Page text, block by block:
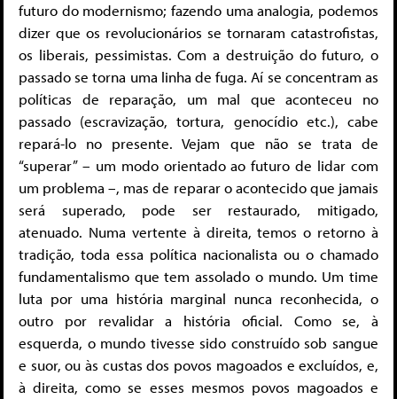
futuro do modernismo; fazendo uma analogia, podemos
dizer que os revolucionários se tornaram catastrofistas,
os liberais, pessimistas. Com a destruição do futuro, o
passado se torna uma linha de fuga. Aí se concentram as
políticas de reparação, um mal que aconteceu no
passado (escravização, tortura, genocídio etc.), cabe
repará-lo no presente. Vejam que não se trata de
“superar” – um modo orientado ao futuro de lidar com
um problema –, mas de reparar o acontecido que jamais
será superado, pode ser restaurado, mitigado,
atenuado. Numa vertente à direita, temos o retorno à
tradição, toda essa política nacionalista ou o chamado
fundamentalismo que tem assolado o mundo. Um time
luta por uma história marginal nunca reconhecida, o
outro por revalidar a história oficial. Como se, à
esquerda, o mundo tivesse sido construído sob sangue
e suor, ou às custas dos povos magoados e excluídos, e,
à direita, como se esses mesmos povos magoados e